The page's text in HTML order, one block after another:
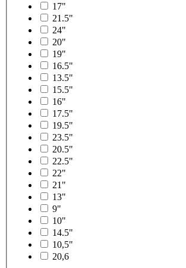
17"
21.5"
24"
20"
19"
16.5"
13.5"
15.5"
16"
17.5"
19.5"
23.5"
20.5"
22.5"
22"
21"
13"
9"
10"
14.5"
10,5"
20,6